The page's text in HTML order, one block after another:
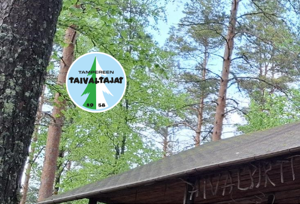
Siirry
sivun
sisältöön
Tampereen Taivaltajat ry